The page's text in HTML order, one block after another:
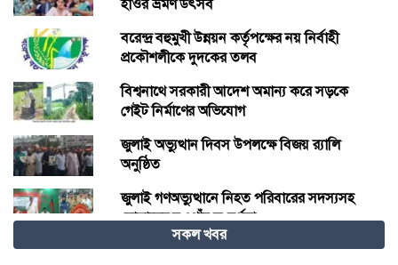
হাওর ভ্রমণ উৎসব
বরেন্দ্র বহুমুখী উন্নয়ন কর্তৃপক্ষের নয় নির্বাহী
প্রকৌশলীকে দুদকের তলব
বিশ্বনাথে সরকারী আদেশ অমান্য করে সড়কে
গেইট নির্মাণের অভিযোগ
জুলাই অভ্যুত্থান দিবস উপলক্ষে বিজয় র‍্যালি
অনুষ্ঠিত
জুলাই গণঅভ্যুত্থানে নিহত পরিবারের সদস্যসহ
যোদ্ধাদের নওগাঁয় সংবর্ধনা
দাবদাহের বিশ্বে শীতল গন্তব্য হিসেবে চীনের
সকল খবর